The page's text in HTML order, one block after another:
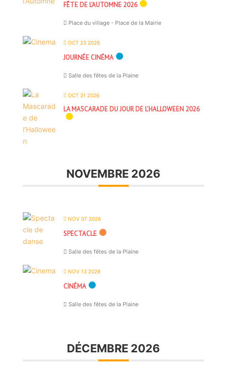
FÊTE DE L’AUTOMNE 2026
Place du village - Place de la Mairie
OCT 23 2026
JOURNÉE CINÉMA
Salle des fêtes de la Plaine
OCT 31 2026
LA MASCARADE DU JOUR DE L’HALLOWEEN 2026
NOVEMBRE 2026
NOV 07 2026
SPECTACLE
Salle des fêtes de la Plaine
NOV 13 2026
CINÉMA
Salle des fêtes de la Plaine
DÉCEMBRE 2026